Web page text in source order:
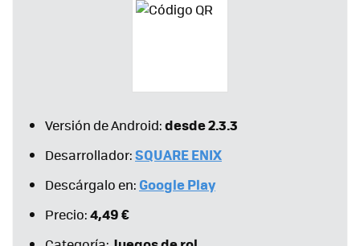
Versión de Android:desde 2.3.3
Desarrollador:SQUARE ENIX
Descárgalo en: Google Play
Precio:4,49 €